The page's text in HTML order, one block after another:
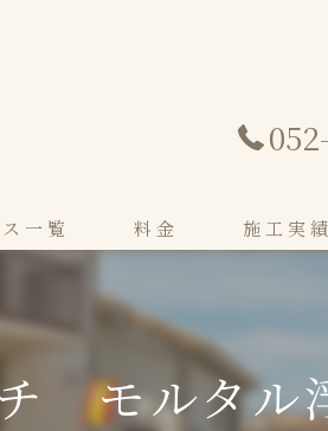
一覧 料金 施工実績
モルタル